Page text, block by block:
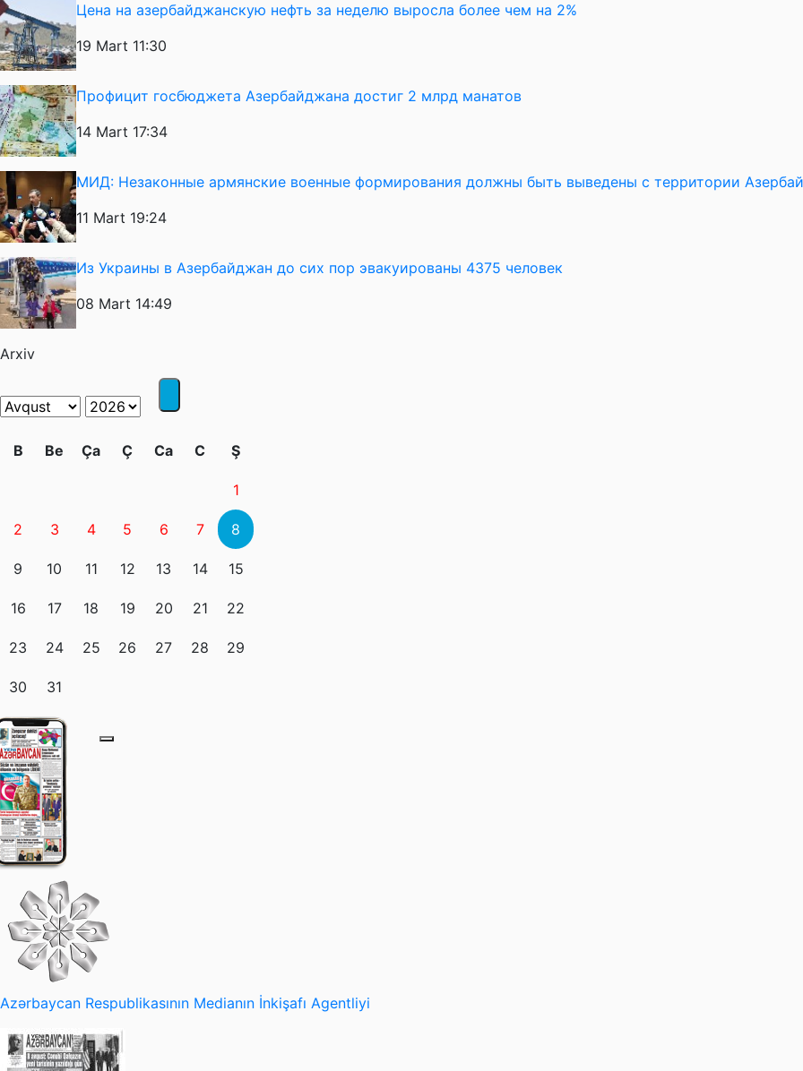
Цена на азербайджанскую нефть за неделю выросла более чем на 2%
19 Mart 11:30
Профицит госбюджета Азербайджана достиг 2 млрд манатов
14 Mart 17:34
МИД: Незаконные армянские военные формирования должны быть выведены с территории
11 Mart 19:24
Из Украины в Азербайджан до сих пор эвакуированы 4375 человек
08 Mart 14:49
Arxiv
B Be Ça Ç Ca C Ş
1
2 3 4 5 6 7 8
9 10 11 12 13 14 15
16 17 18 19 20 21 22
23 24 25 26 27 28 29
30 31
Azərbaycan Respublikasının Medianın İnkişafı Agentliyi